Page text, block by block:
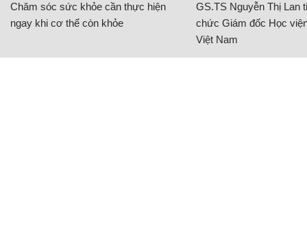
Chăm sóc sức khỏe cần thực hiện
ngay khi cơ thể còn khỏe
GS.TS Nguyễn Thị Lan
chức Giám đốc Học
Việt Nam